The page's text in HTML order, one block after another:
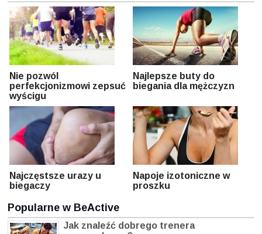
Nie pozwól
perfekcjonizmowi zepsuć
wyścigu
Najlepsze buty do
biegania dla mężczyzn
Najczęstsze urazy u
biegaczy
Napoje izotoniczne w
proszku
Popularne w BeActive
Jak znaleźć dobrego trenera